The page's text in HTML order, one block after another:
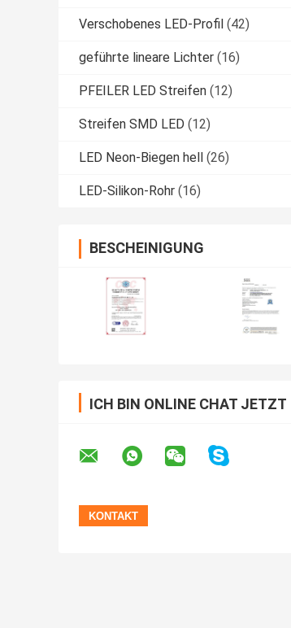
Verschobenes LED-Profil (42)
geführte lineare Lichter (16)
PFEILER LED Streifen (12)
Streifen SMD LED (12)
LED Neon-Biegen hell (26)
LED-Silikon-Rohr (16)
BESCHEINIGUNG
ICH BIN ONLINE CHAT JETZT